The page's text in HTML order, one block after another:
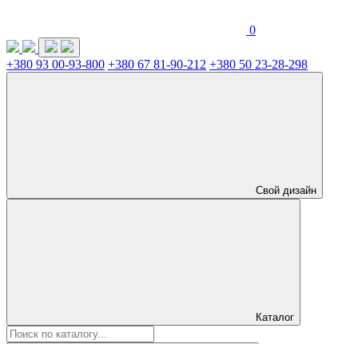
0
+380 93 00-93-800 +380 67 81-90-212 +380 50 23-28-298
Свой дизайн
Каталог